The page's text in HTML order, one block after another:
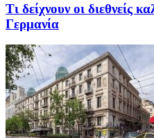
Τι δείχνουν οι διεθνείς
Γερμανία